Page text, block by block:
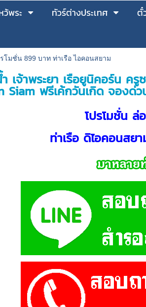
ว้พระ ทัวร์ต่างประเทศ ตั๋
โมชั่น 899 บาท ท่าเรือ ไอคอนสยาม
เจ้าพระยา เรือยูนิคอร์น
Siam ฟรีเค้กวันเกิด จองด่
โปรโมชั่น ล่
ท่าเรือ ดิไอคอนสย